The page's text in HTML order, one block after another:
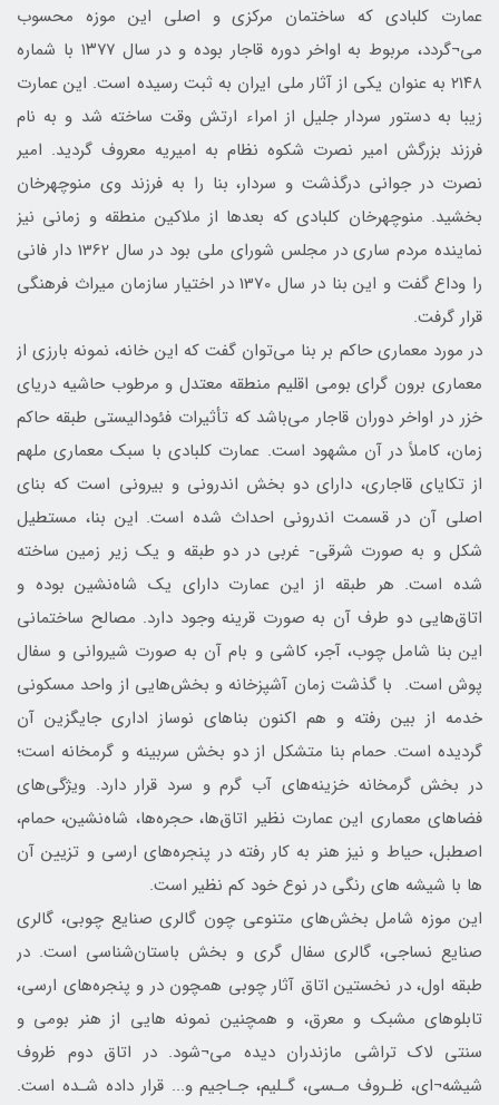
عمارت کلبادی که ساختمان مرکزی و اصلی این موزه محسوب
می¬گردد، مربوط به اواخر دوره قاجار بوده و در سال ۱۳۷۷ با شماره
۲۱۴۸ به‌ عنوان یکی از آثار ملی ایران به ثبت رسیده است. این عمارت
زیبا به دستور سردار جلیل از امراء ارتش وقت ساخته شد و به نام
فرزند بزرگش امیر نصرت شکوه نظام به امیریه معروف گردید. امیر
نصرت در جوانی درگذشت و سردار، بنا را به فرزند وی منوچهرخان
بخشید. منوچهرخان کلبادی که بعدها از ملاکین منطقه و زمانی نیز
نماینده مردم ساری در مجلس شورای ملی بود در سال 1362 دار فانی
را وداع گفت و این بنا در سال 1370 در اختیار سازمان میراث فرهنگی
قرار گرفت.
در مورد معماری حاکم بر بنا می‌توان گفت که این خانه، نمونه بارزی از
معماری برون گرای بومی اقلیم منطقه معتدل و مرطوب حاشیه دریای
خزر در اواخر دوران قاجار می‌باشد که تأثیرات فئودالیستی طبقه حاکم
زمان، کاملاً در آن مشهود است. عمارت کلبادى با سبک معمارى ملهم
از تکاياى قاجاري، داراى دو بخش اندرونى و بيرونى است که بناى
اصلى آن در قسمت اندرونى احداث شده است. اين بنا، مستطيل
شکل و به صورت شرقي- غربى در دو طبقه و یک زیر زمین ساخته
شده است. هر طبقه از اين عمارت داراى يک شاه‌نشين بوده و
اتاق‌هايى دو طرف آن به صورت قرينه وجود دارد. مصالح ساختمانی
این بنا شامل چوب، آجر، کاشی و بام آن به صورت شیروانی و سفال
پوش است. با گذشت زمان آشپزخانه و بخش‌هایی از واحد مسکونی
خدمه از بین رفته و هم اکنون بناهای نوساز اداری جایگزین آن
گردیده است. حمام بنا متشکل از دو بخش سربینه و گرمخانه است؛
در بخش گرمخانه خزینه‌های آب گرم و سرد قرار دارد. ویژگی‌های
فضاهای معماری این عمارت نظیر اتاق‌ها، حجره‌ها، شاه‌نشین، حمام،
اصطبل، حیاط و نیز هنر به کار رفته در پنجره‌های ارسی و تزیین آن
ها با شیشه های رنگی در نوع خود کم نظیر است.
این موزه شامل بخش‌های متنوعی چون گالری صنایع چوبی، گالری
صنایع نساجی، گالری سفال گری و بخش باستان‌شناسی است. در
طبقه اول، در نخستین اتاق آثار چوبی همچون در و پنجره‌های ارسی،
تابلوهای مشبک و معرق، و همچنین نمونه هایی از هنر بومی و
سنتی لاک تراشی مازندران دیده می¬شود. در اتاق دوم ظروف
شیشه¬ای، ظـروف مـسی، گـلیم، جـاجیم و... قرار داده شـده است.